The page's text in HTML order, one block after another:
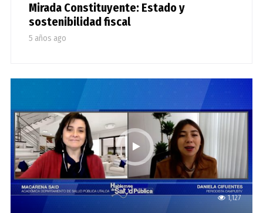
Mirada Constituyente: Estado y
sostenibilidad fiscal
5 años ago
1,127